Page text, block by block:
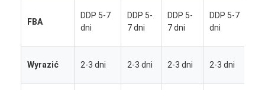
FBA
DDP 5-7
dni
DDP 5-
7 dni
DDP 5-
7 dni
DDP 5-7
dni
Wyrazić 2-3 dni 2-3 dni 2-3 dni 2-3 dni